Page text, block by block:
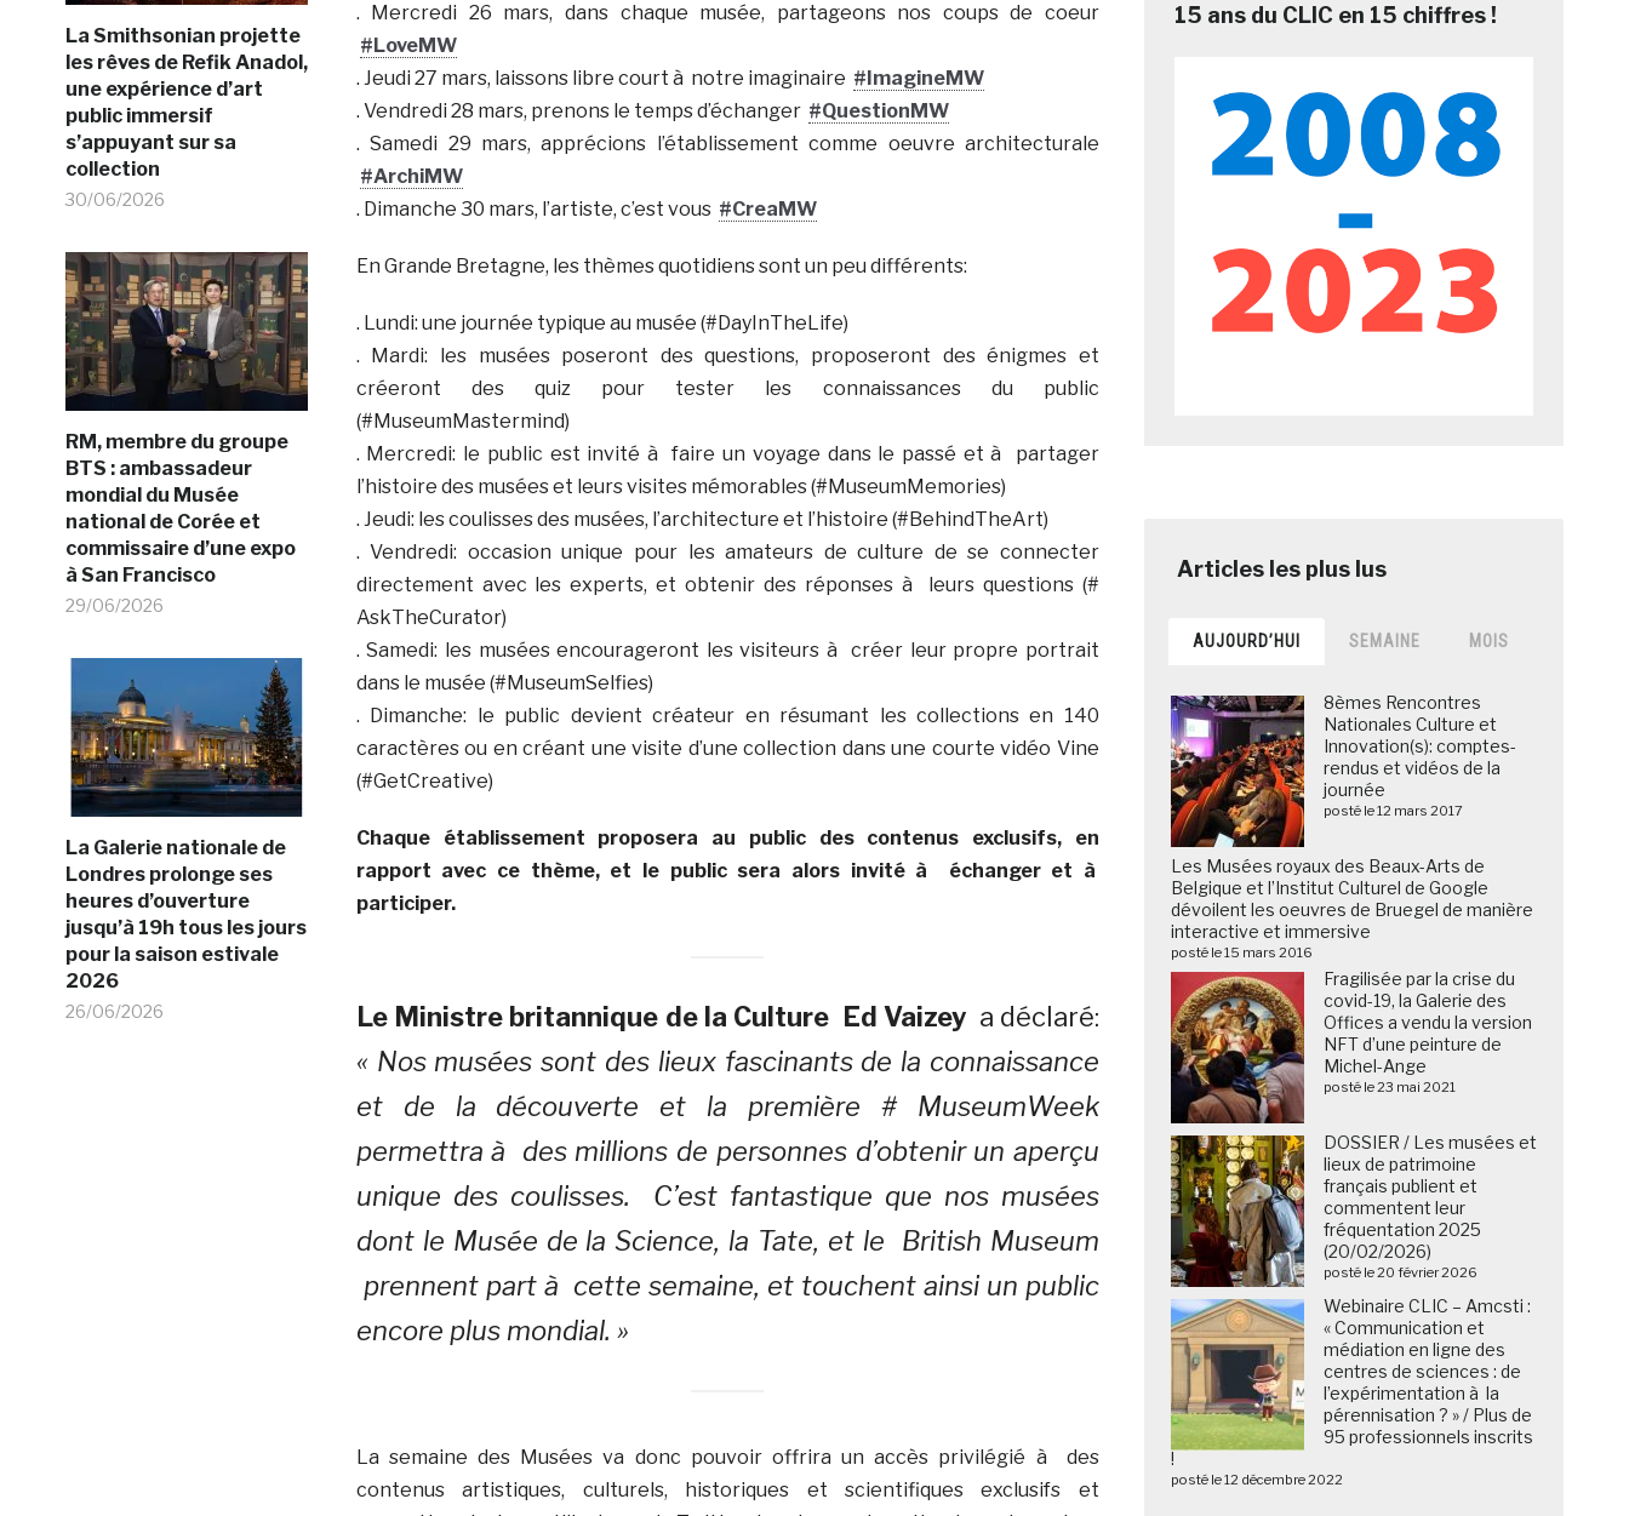
La Smithsonian projette
les rêves de Refik Anadol,
une expérience d’art
public immersif
s’appuyant sur sa
collection
30/06/2026
RM, membre du groupe
BTS : ambassadeur
mondial du Musée
national de Corée et
commissaire d’une expo
à San Francisco
29/06/2026
La Galerie nationale de
Londres prolonge ses
heures d’ouverture
jusqu’à 19h tous les jours
pour la saison estivale
2026
26/06/2026
. Mercredi 26 mars, dans chaque musée, partageons nos coups de coeur
#LoveMW
. Jeudi 27 mars, laissons libre court à notre imaginaire #ImagineMW
. Vendredi 28 mars, prenons le temps d’échanger #QuestionMW
. Samedi 29 mars, apprécions l’établissement comme oeuvre architecturale
#ArchiMW
. Dimanche 30 mars, l’artiste, c’est vous #CreaMW
En Grande Bretagne, les thèmes quotidiens sont un peu différents:
. Lundi: une journée typique au musée (#DayInTheLife)
. Mardi: les musées poseront des questions, proposeront des énigmes et
créeront des quiz pour tester les connaissances du public
(#MuseumMastermind)
. Mercredi: le public est invité à faire un voyage dans le passé et à partager
l’histoire des musées et leurs visites mémorables (#MuseumMemories)
. Jeudi: les coulisses des musées, l’architecture et l’histoire (#BehindTheArt)
. Vendredi: occasion unique pour les amateurs de culture de se connecter
directement avec les experts, et obtenir des réponses à leurs questions (#
AskTheCurator)
. Samedi: les musées encourageront les visiteurs à créer leur propre portrait
dans le musée (#MuseumSelfies)
. Dimanche: le public devient créateur en résumant les collections en 140
caractères ou en créant une visite d’une collection dans une courte vidéo Vine
(#GetCreative)
Chaque établissement proposera au public des contenus exclusifs, en
rapport avec ce thème, et le public sera alors invité à échanger et à
participer.
Le Ministre britannique de la Culture Ed Vaizey a déclaré:
« Nos musées sont des lieux fascinants de la connaissance
et de la découverte et la première # MuseumWeek
permettra à des millions de personnes d’obtenir un aperçu
unique des coulisses. C’est fantastique que nos musées
dont le Musée de la Science, la Tate, et le British Museum
prennent part à cette semaine, et touchent ainsi un public
encore plus mondial. »
La semaine des Musées va donc pouvoir offrira un accès privilégié à des
contenus artistiques, culturels, historiques et scientifiques exclusifs et
15 ans du CLIC en 15 chiffres !
AUJOURD’HUI SEMAINE MOIS
8èmes Rencontres
Nationales Culture et
Innovation(s): comptes-
rendus et vidéos de la
journée
posté le 12 mars 2017
Les Musées royaux des Beaux-Arts de
Belgique et l’Institut Culturel de Google
dévoilent les oeuvres de Bruegel de manière
interactive et immersive
posté le 15 mars 2016
Fragilisée par la crise du
covid-19, la Galerie des
Offices a vendu la version
NFT d’une peinture de
Michel-Ange
posté le 23 mai 2021
DOSSIER / Les musées et
lieux de patrimoine
français publient et
commentent leur
fréquentation 2025
(20/02/2026)
posté le 20 février 2026
Webinaire CLIC – Amcsti :
« Communication et
médiation en ligne des
centres de sciences : de
l’expérimentation à la
pérennisation ? » / Plus de
95 professionnels inscrits
!
posté le 12 décembre 2022